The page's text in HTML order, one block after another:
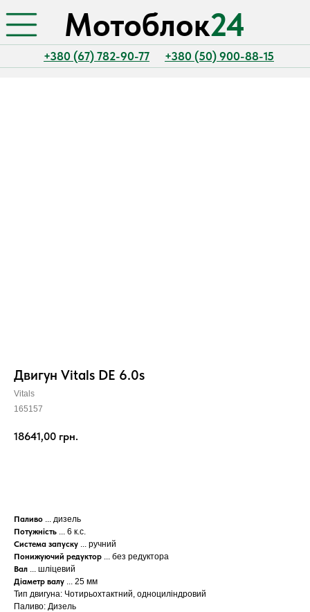
Мотоблок24
+380 (67) 782-90-77
Двигун Vitals DE 6.0s
Vitals
165157
18641,00 грн.
Паливо ... дизель
Потужність ... 6 к.с.
Система запуску ... ручний
Понижуючий редуктор ... без редуктора
Вал ... шліцевий
Діаметр валу ... 25 мм
Тип двигуна: Чотирьохтактний, одноциліндровий
Паливо: Дизель